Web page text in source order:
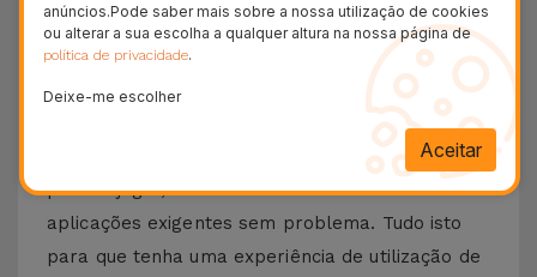
de última geração e um design de prender a
atenção. O poderoso processador
A15 Bionic
assegura velocidade elevada, mesmo quando
está a usar aplicações exigentes. Aqui a
eficiência é palavra de ordem. Desta forma,
poderá jogar, editar vídeos bem como usar
aplicações exigentes sem problema. Tudo isto
para que tenha uma experiência de utilização de
anúncios.Pode saber mais sobre a nossa utilização de cookies
ou alterar a sua escolha a qualquer altura na nossa página de
política de privacidade.
Deixe-me escolher
Aceitar